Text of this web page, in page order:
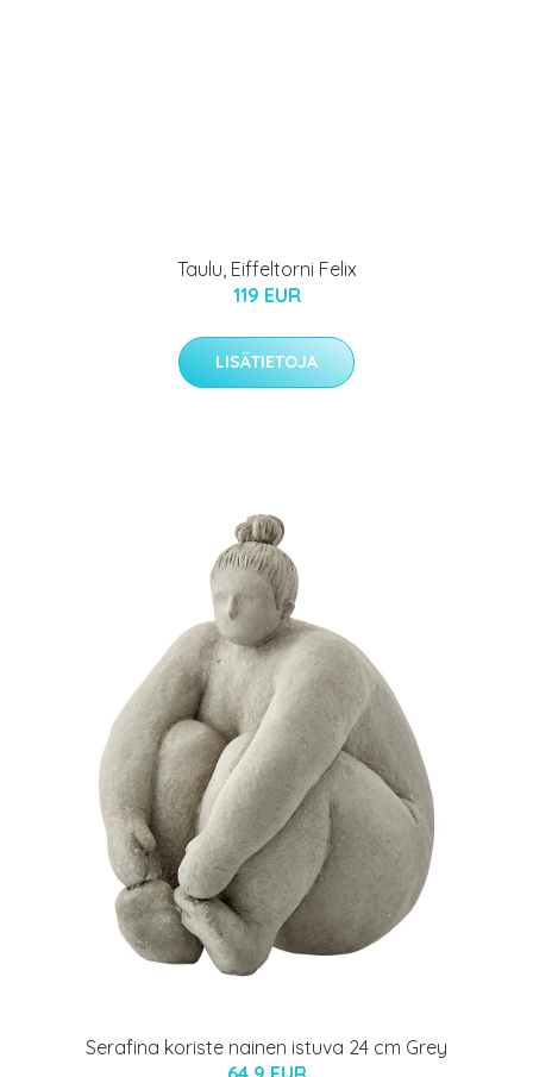
Taulu, Eiffeltorni Felix
119 EUR
LISÄTIETOJA
Serafina koriste nainen istuva 24 cm Grey